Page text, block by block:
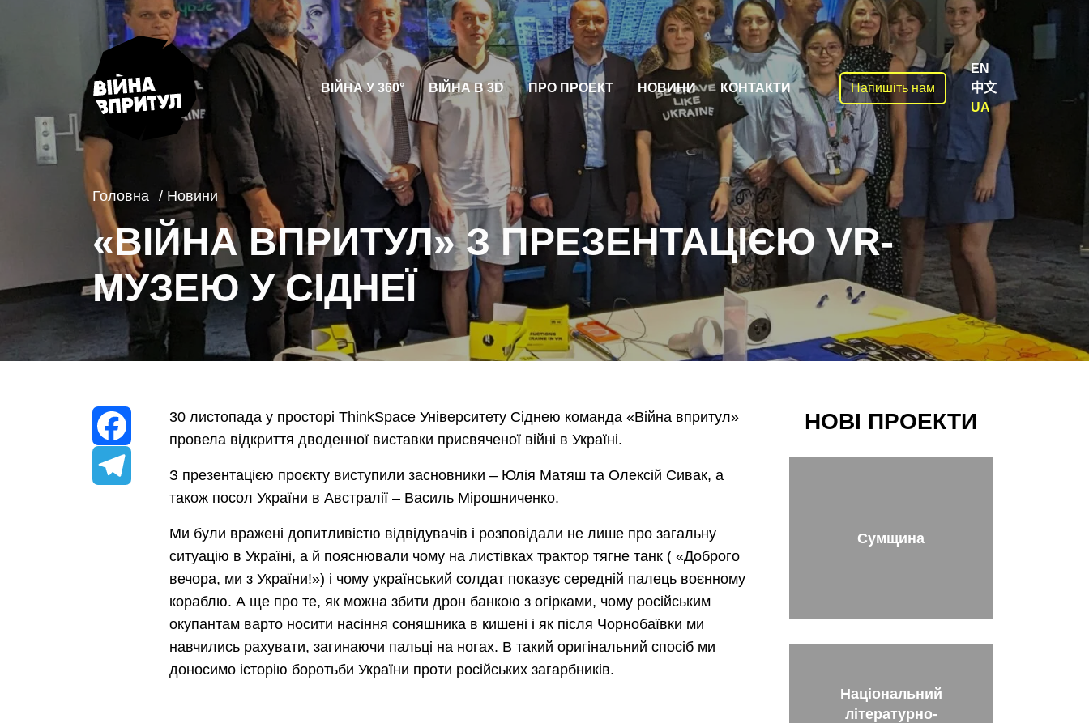
ВІЙНА У 360° ВІЙНА В 3D ПРО ПРОЕКТ НОВИНИ КОНТАКТИ Напишіть нам
EN
中文
UA
Головна Новини
«ВІЙНА ВПРИТУЛ» З ПРЕЗЕНТАЦІЄЮ VR-
МУЗЕЮ У СІДНЕЇ
Facebook
30 листопада у просторі ThinkSpace Університету Сіднею команда «Війна впритул»
провела відкриття дводенної виставки присвяченої війні в Україні.
З презентацією проєкту виступили засновники – Юлія Матяш та Олексій Сивак, а
також посол України в Австралії – Василь Мірошниченко.
Ми були вражені допитливістю відвідувачів і розповідали не лише про загальну
ситуацію в Україні, а й пояснювали чому на листівках трактор тягне танк ( «Доброго
вечора, ми з України!») і чому український солдат показує середній палець воєнному
кораблю. А ще про те, як можна збити дрон банкою з огірками, чому російським
окупантам варто носити насіння соняшника в кишені і як після Чорнобаївки ми
навчились рахувати, загинаючи пальці на ногах. В такий оригінальний спосіб ми
доносимо історію боротьби України проти російських загарбників.
НОВІ ПРОЕКТИ
Сумщина
Національний
літературно-